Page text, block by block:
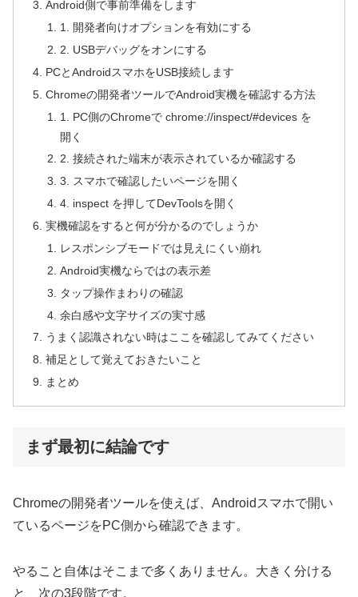
Android側で事前準備をします
1. 開発者向けオプションを有効にする
2. USBデバッグをオンにする
PCとAndroidスマホをUSB接続します
Chromeの開発者ツールでAndroid実機を確認する方法
1. PC側のChromeで chrome://inspect/#devices を
開く
2. 接続された端末が表示されているか確認する
3. スマホで確認したいページを開く
4. inspect を押してDevToolsを開く
実機確認をすると何が分かるのでしょうか
レスポンシブモードでは見えにくい崩れ
Android実機ならではの表示差
タップ操作まわりの確認
余白感や文字サイズの実寸感
うまく認識されない時はここを確認してみてください
補足として覚えておきたいこと
まとめ
まず最初に結論です
Chromeの開発者ツールを使えば、Androidスマホで開い
ているページをPC側から確認できます。
やること自体はそこまで多くありません。大きく分ける
と、次の3段階です。